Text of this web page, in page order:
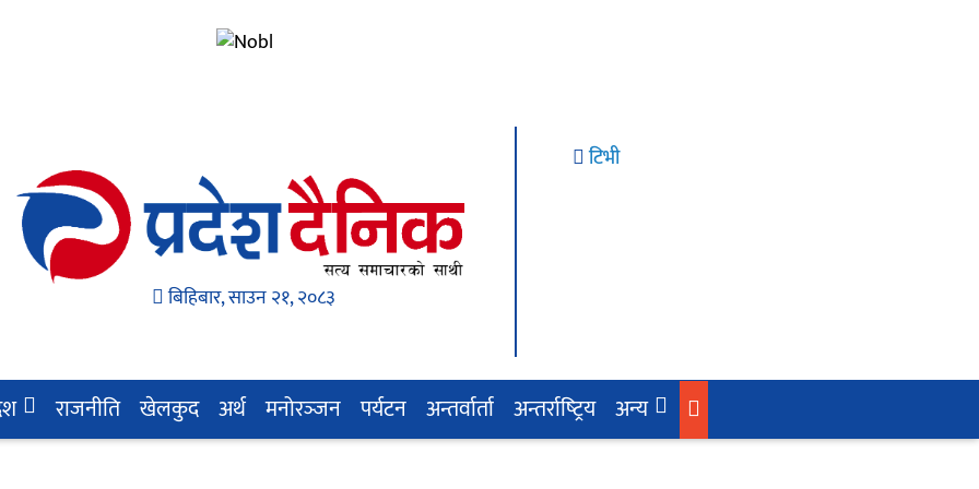
बिहिबार, साउन २१, २०८३
टिभी
राजनीति खेलकुद अर्थ मनोरञ्‍जन पर्यटन अन्तर्वार्ता अन्तर्राष्‍ट्रिय अन्य